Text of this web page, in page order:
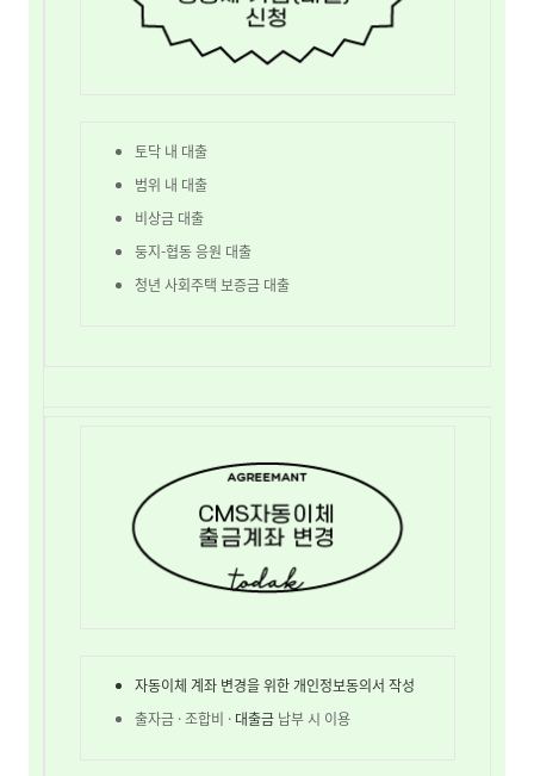
토닥 내 대출
범위 내 대출
비상금 대출
둥지-협동 응원 대출
청년 사회주택 보증금 대출
자동이체 계좌 변경을 위한 개인정보동의서 작성
출자금 · 조합비 · 대출금 납부 시 이용